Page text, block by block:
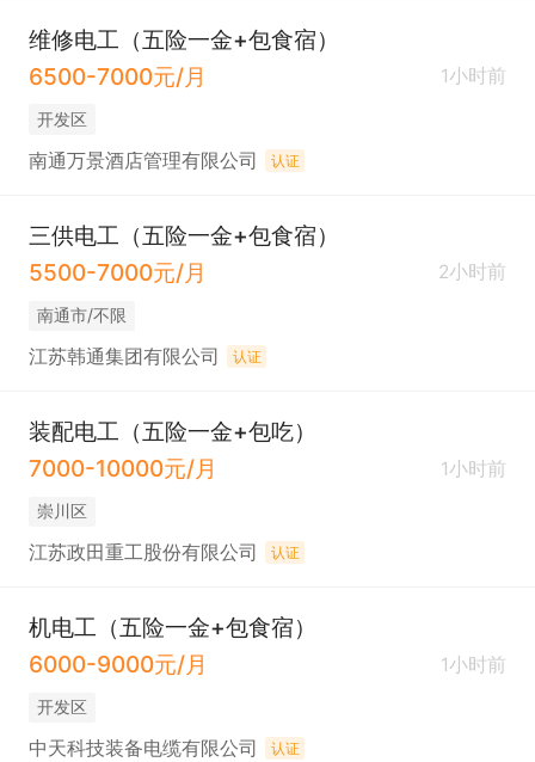
维修电工（五险一金+包食宿）
6500-7000元/月
1小时前
开发区
南通万景酒店管理有限公司 认证
三供电工（五险一金+包食宿）
5500-7000元/月
2小时前
南通市/不限
江苏韩通集团有限公司 认证
装配电工（五险一金+包吃）
7000-10000元/月
1小时前
崇川区
江苏政田重工股份有限公司 认证
机电工（五险一金+包食宿）
6000-9000元/月
1小时前
开发区
中天科技装备电缆有限公司 认证